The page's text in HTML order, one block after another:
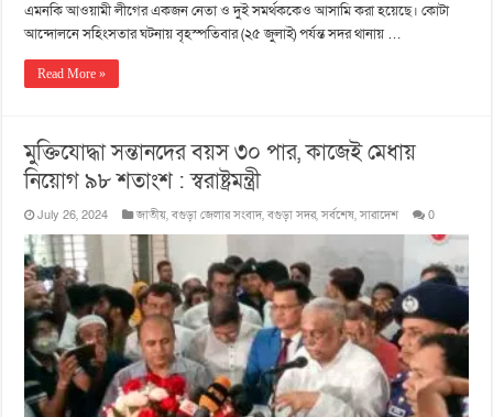
এমনকি আওয়ামী লীগের একজন নেতা ও দুই সমর্থককেও আসামি করা হয়েছে। কোটা
আন্দোলনে সহিংসতার ঘটনায় বৃহস্পতিবার (২৫ জুলাই) পর্যন্ত সদর থানায় …
Read More »
মুক্তিযোদ্ধা সন্তানদের বয়স ৩০ পার, কাজেই মেধায়
নিয়োগ ৯৮ শতাংশ : স্বরাষ্ট্রমন্ত্রী
July 26, 2024 জাতীয়,বগুড়া জেলার সংবাদ,বগুড়া সদর,সর্বশেষ,সারাদেশ 0